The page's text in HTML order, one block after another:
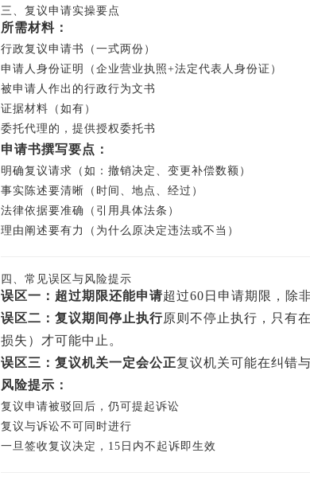
三、复议申请实操要点
所需材料：
行政复议申请书（一式两份）
申请人身份证明（企业营业执照+法定代表人身份证）
被申请人作出的行政行为文书
证据材料（如有）
委托代理的，提供授权委托书
申请书撰写要点：
明确复议请求（如：撤销决定、变更补偿数额）
事实陈述要清晰（时间、地点、经过）
法律依据要准确（引用具体法条）
理由阐述要有力（为什么原决定违法或不当）
四、常见误区与风险提示
误区一：超过期限还能申请超过60日申请期限，除
误区二：复议期间停止执行原则不停止执行，只有
损失）才可能中止。
误区三：复议机关一定会公正复议机关可能在纠错
风险提示：
复议申请被驳回后，仍可提起诉讼
复议与诉讼不可同时进行
一旦签收复议决定，15日内不起诉即生效